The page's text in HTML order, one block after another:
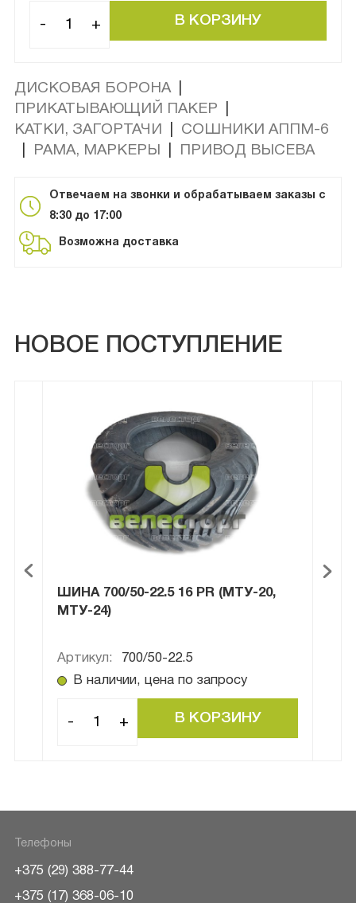
- +
ДИСКОВАЯ БОРОНА
ПРИКАТЫВАЮЩИЙ ПАКЕР
КАТКИ, ЗАГОРТАЧИ
СОШНИКИ АППМ-6
РАМА, МАРКЕРЫ ПРИВОД ВЫСЕВА
Отвечаем на звонки и обрабатываем заказы с
8:30 до 17:00
Возможна доставка
НОВОЕ ПОСТУПЛЕНИЕ
ШИНА 700/50-22.5 16 PR (МТУ-20,
МТУ-24)
Артикул:
700/50-22.5
В наличии, цена по запросу
- +
Телефоны
+375 (29) 388-77-44
+375 (17) 368-06-10